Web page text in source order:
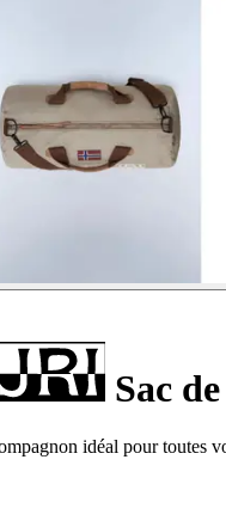
Sac
idéal pour toutes